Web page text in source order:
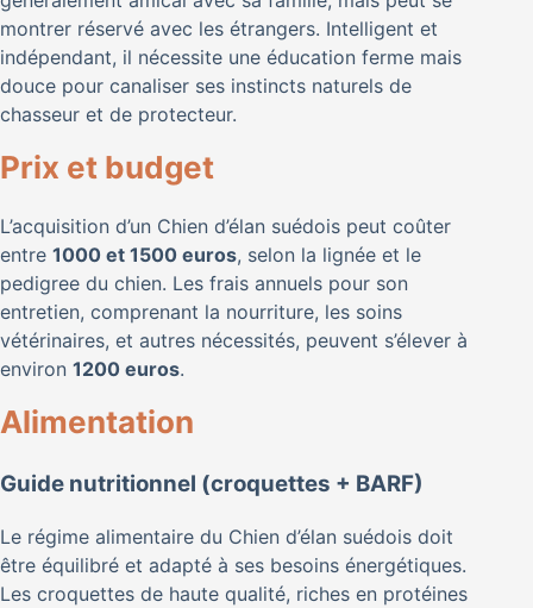
montrer réservé avec les étrangers. Intelligent et
indépendant, il nécessite une éducation ferme mais
douce pour canaliser ses instincts naturels de
chasseur et de protecteur.
Prix et budget
L’acquisition d’un Chien d’élan suédois peut coûter
entre 1000 et 1500 euros, selon la lignée et le
pedigree du chien. Les frais annuels pour son
entretien, comprenant la nourriture, les soins
vétérinaires, et autres nécessités, peuvent s’élever à
environ 1200 euros.
Alimentation
Guide nutritionnel (croquettes + BARF)
Le régime alimentaire du Chien d’élan suédois doit
être équilibré et adapté à ses besoins énergétiques.
Les croquettes de haute qualité, riches en protéines